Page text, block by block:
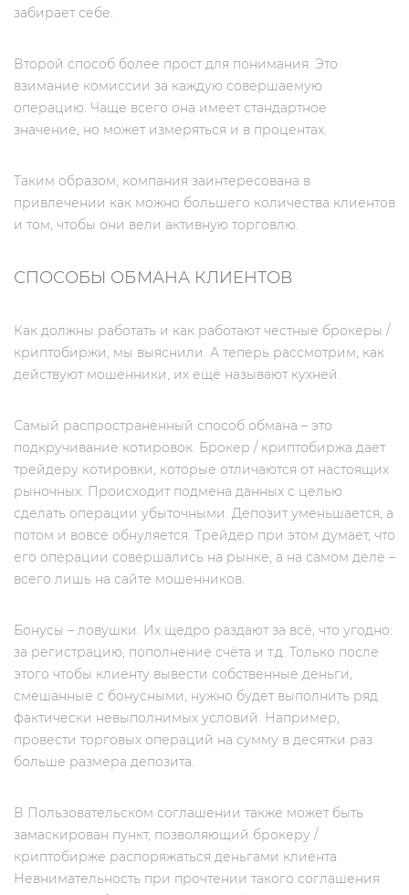
забирает себе.
Второй способ более прост для понимания. Это
взимание комиссии за каждую совершаемую
операцию. Чаще всего она имеет стандартное
значение, но может измеряться и в процентах.
Таким образом, компания заинтересована в
привлечении как можно большего количества клиентов
и том, чтобы они вели активную торговлю.
СПОСОБЫ ОБМАНА КЛИЕНТОВ
Как должны работать и как работают честные брокеры /
криптобиржи, мы выяснили. А теперь рассмотрим, как
действуют мошенники, их ещё называют кухней.
Самый распространённый способ обмана – это
подкручивание котировок. Брокер / криптобиржа дает
трейдеру котировки, которые отличаются от настоящих
рыночных. Происходит подмена данных с целью
сделать операции убыточными. Депозит уменьшается, а
потом и вовсе обнуляется. Трейдер при этом думает, что
его операции совершались на рынке, а на самом деле –
всего лишь на сайте мошенников.
Бонусы – ловушки. Их щедро раздают за всё, что угодно:
за регистрацию, пополнение счёта и т.д. Только после
этого чтобы клиенту вывести собственные деньги,
смешанные с бонусными, нужно будет выполнить ряд
фактически невыполнимых условий. Например,
провести торговых операций на сумму в десятки раз
больше размера депозита.
В Пользовательском соглашении также может быть
замаскирован пункт, позволяющий брокеру /
криптобирже распоряжаться деньгами клиента.
Невнимательность при прочтении такого соглашения